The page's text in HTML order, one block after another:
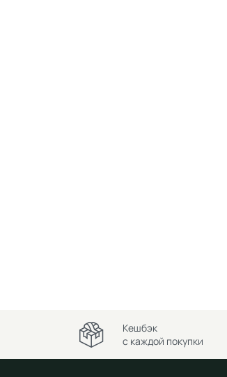
Кешбэк
с каждой покупки